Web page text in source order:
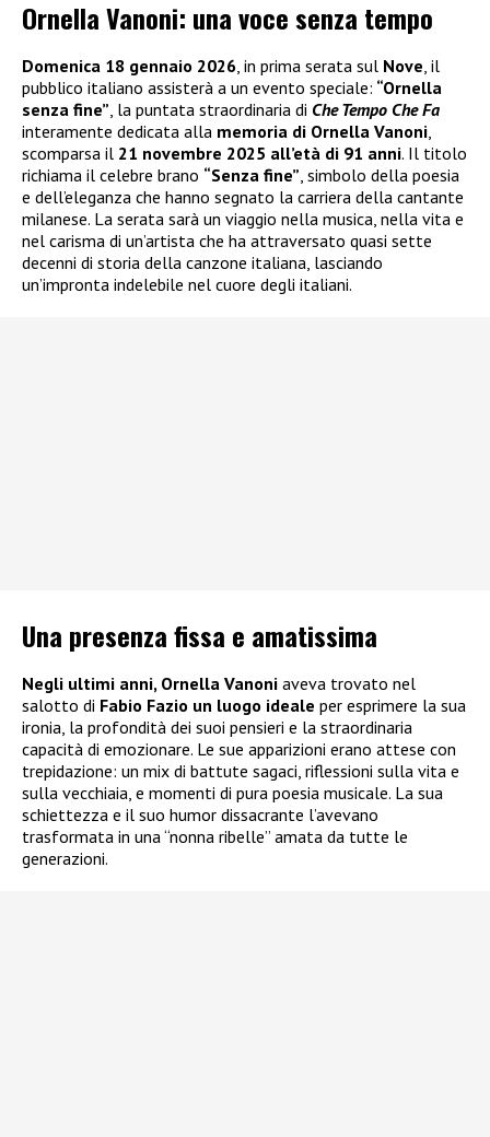
Ornella Vanoni: una voce senza tempo
Domenica 18 gennaio 2026, in prima serata sul Nove, il
pubblico italiano assisterà a un evento speciale: “Ornella
senza fine”, la puntata straordinaria di Che Tempo Che Fa
interamente dedicata alla memoria di Ornella Vanoni,
scomparsa il 21 novembre 2025 all’età di 91 anni. Il titolo
richiama il celebre brano “Senza fine”, simbolo della poesia
e dell’eleganza che hanno segnato la carriera della cantante
milanese. La serata sarà un viaggio nella musica, nella vita e
nel carisma di un’artista che ha attraversato quasi sette
decenni di storia della canzone italiana, lasciando
un’impronta indelebile nel cuore degli italiani.
Una presenza fissa e amatissima
Negli ultimi anni, Ornella Vanoni aveva trovato nel
salotto di Fabio Fazio un luogo ideale per esprimere la sua
ironia, la profondità dei suoi pensieri e la straordinaria
capacità di emozionare. Le sue apparizioni erano attese con
trepidazione: un mix di battute sagaci, riflessioni sulla vita e
sulla vecchiaia, e momenti di pura poesia musicale. La sua
schiettezza e il suo humor dissacrante l’avevano
trasformata in una “nonna ribelle” amata da tutte le
generazioni.